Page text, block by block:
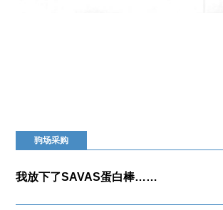
驹场采购
我放下了SAVAS蛋白棒……